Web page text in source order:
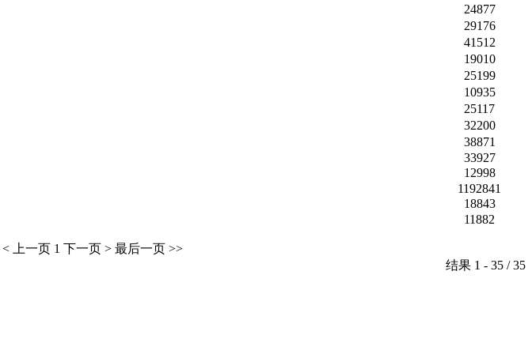
24877
29176
41512
19010
25199
10935
25117
32200
38871
33927
12998
1192841
18843
11882
< 上一页 1 下一页 > 最后一页 >>
结果 1 - 35 / 35